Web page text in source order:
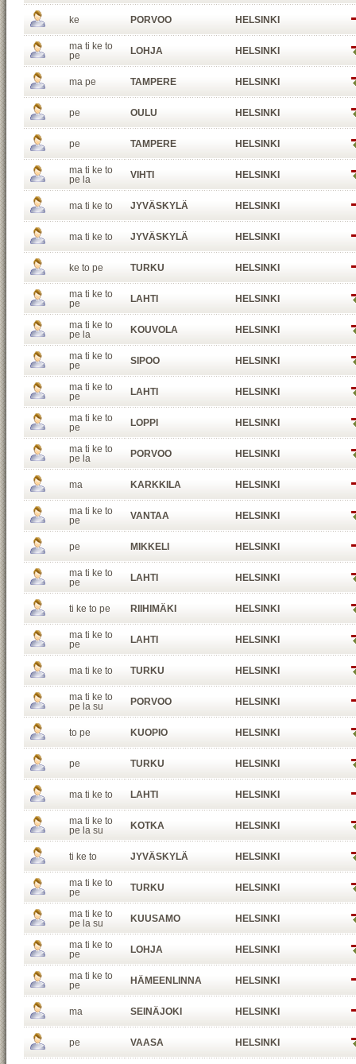
ke PORVOO HELSINKI
ma ti ke to
pe
LOHJA HELSINKI
ma pe TAMPERE HELSINKI
pe OULU HELSINKI
pe TAMPERE HELSINKI
ma ti ke to
pe la
VIHTI HELSINKI
ma ti ke to JYVÄSKYLÄ HELSINKI
ma ti ke to JYVÄSKYLÄ HELSINKI
ke to pe TURKU HELSINKI
ma ti ke to
pe
LAHTI HELSINKI
ma ti ke to
pe la
KOUVOLA HELSINKI
ma ti ke to
pe
SIPOO HELSINKI
ma ti ke to
pe
LAHTI HELSINKI
ma ti ke to
pe
LOPPI HELSINKI
ma ti ke to
pe la
PORVOO HELSINKI
ma KARKKILA HELSINKI
ma ti ke to
pe
VANTAA HELSINKI
pe MIKKELI HELSINKI
ma ti ke to
pe
LAHTI HELSINKI
ti ke to pe RIIHIMÄKI HELSINKI
ma ti ke to
pe
LAHTI HELSINKI
ma ti ke to TURKU HELSINKI
ma ti ke to
pe la su
PORVOO HELSINKI
to pe KUOPIO HELSINKI
pe TURKU HELSINKI
ma ti ke to LAHTI HELSINKI
ma ti ke to
pe la su
KOTKA HELSINKI
ti ke to JYVÄSKYLÄ HELSINKI
ma ti ke to
pe
TURKU HELSINKI
ma ti ke to
pe la su
KUUSAMO HELSINKI
ma ti ke to
pe
LOHJA HELSINKI
ma ti ke to
pe
HÄMEENLINNA HELSINKI
ma SEINÄJOKI HELSINKI
pe VAASA HELSINKI